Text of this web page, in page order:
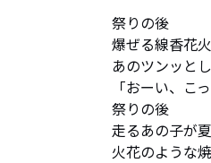
祭りの後
爆ぜる線香花
あのツンッと
「おーい、こ
祭りの後
走るあの子が
火花のような